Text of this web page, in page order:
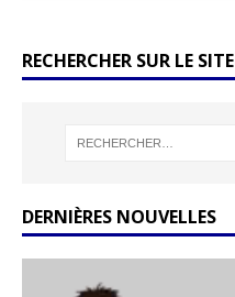
RECHERCHER SUR LE SITE
DERNIÈRES NOUVELLES